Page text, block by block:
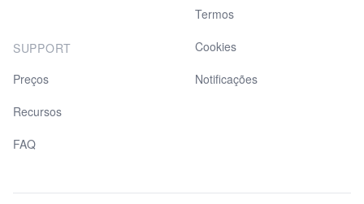
SUPPORT
Preços
Recursos
FAQ
Termos
Cookies
Notificações